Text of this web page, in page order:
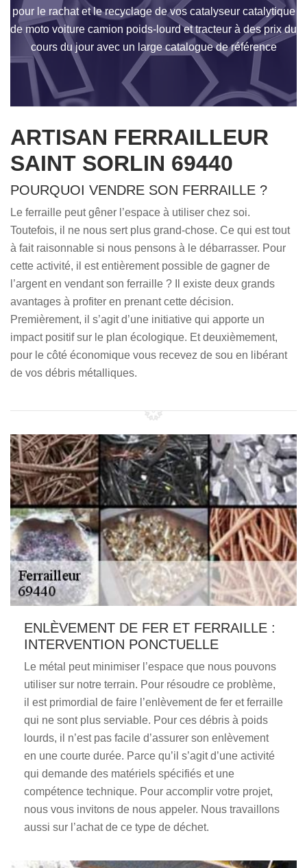
pour le rachat et le recyclage de vos catalyseur catalytique
de moto voiture camion poids-lourd et tracteur à des prix du
cours du jour avec un large catalogue de référence
ARTISAN FERRAILLEUR
SAINT SORLIN 69440
POURQUOI VENDRE SON FERRAILLE ?
Le ferraille peut gêner l’espace à utiliser chez soi.
Toutefois, il ne nous sert plus grand-chose. Ce qui est tout
à fait raisonnable si nous pensons à le débarrasser. Pour
cette activité, il est entièrement possible de gagner de
l’argent en vendant son ferraille ? Il existe deux grands
avantages à profiter en prenant cette décision.
Premièrement, il s’agit d’une initiative qui apporte un
impact positif sur le plan écologique. Et deuxièmement,
pour le côté économique vous recevez de sou en libérant
de vos débris métalliques.
ENLÈVEMENT DE FER ET FERRAILLE :
INTERVENTION PONCTUELLE
Le métal peut minimiser l’espace que nous pouvons
utiliser sur notre terrain. Pour résoudre ce problème,
il est primordial de faire l’enlèvement de fer et ferraille
qui ne sont plus serviable. Pour ces débris à poids
lourds, il n’est pas facile d’assurer son enlèvement
en une courte durée. Parce qu’il s’agit d’une activité
qui demande des matériels spécifiés et une
compétence technique. Pour accomplir votre projet,
nous vous invitons de nous appeler. Nous travaillons
aussi sur l’achat de ce type de déchet.